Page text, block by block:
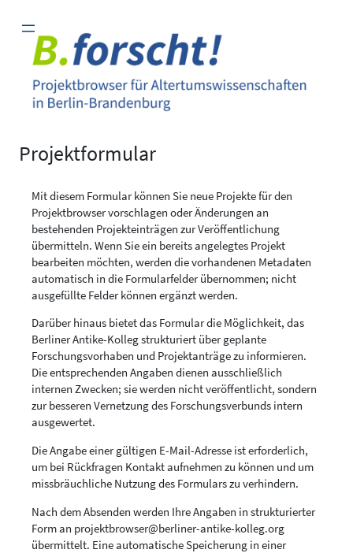
Inhalt
springen
Projektformular
Mit diesem Formular können Sie neue Projekte für den
Projektbrowser vorschlagen oder Änderungen an
bestehenden Projekteinträgen zur Veröffentlichung
übermitteln. Wenn Sie ein bereits angelegtes Projekt
bearbeiten möchten, werden die vorhandenen Metadaten
automatisch in die Formularfelder übernommen; nicht
ausgefüllte Felder können ergänzt werden.
Darüber hinaus bietet das Formular die Möglichkeit, das
Berliner Antike-Kolleg strukturiert über geplante
Forschungsvorhaben und Projektanträge zu informieren.
Die entsprechenden Angaben dienen ausschließlich
internen Zwecken; sie werden nicht veröffentlicht, sondern
zur besseren Vernetzung des Forschungsverbunds intern
ausgewertet.
Die Angabe einer gültigen E-Mail-Adresse ist erforderlich,
um bei Rückfragen Kontakt aufnehmen zu können und um
missbräuchliche Nutzung des Formulars zu verhindern.
Nach dem Absenden werden Ihre Angaben in strukturierter
Form an projektbrowser@berliner-antike-kolleg.org
übermittelt. Eine automatische Speicherung in einer